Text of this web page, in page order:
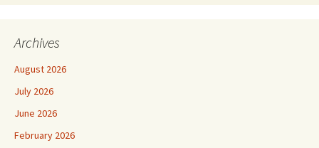
Archives
August 2026
July 2026
June 2026
February 2026